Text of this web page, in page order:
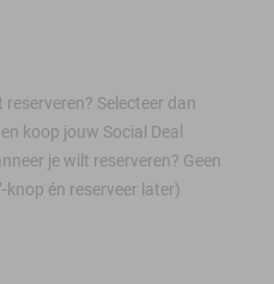
Selecteer dan
koop jouw Social Deal
je wilt reserveren? Geen
’-knop én reserveer later)